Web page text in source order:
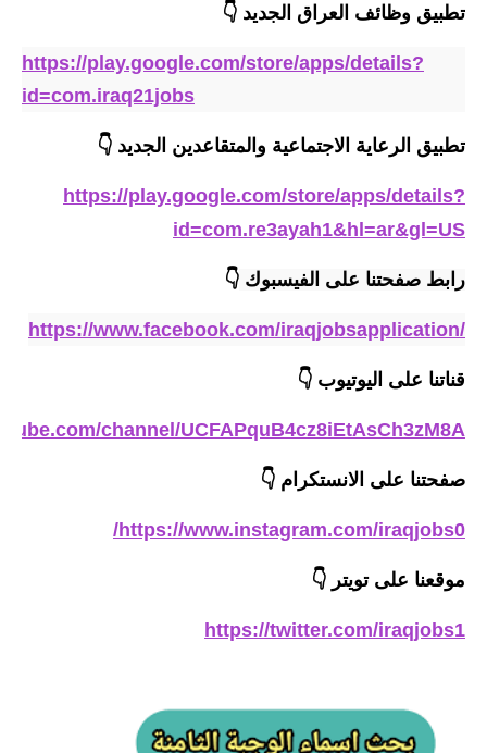
المرحلة الاعدادية
كتب مدرسية
المرحلة المتوسطة
ملازم دراسية
المرحلة المتوسطة
دروس
المرحلة المتوسطة
مواضيع انشاء
تطبيق وظائف العراق الجديد 👇
https://play.google.com/store/apps/details?
id=com.iraq21jobs
تطبيق الرعاية الاجتماعية والمتقاعدين الجديد 👇
https://play.google.com/store/apps/details?
id=com.re3ayah1&hl=ar&gl=US
رابط صفحتنا على الفيسبوك 👇
https://www.facebook.com/iraqjobsapplication/
قناتنا على اليوتيوب 👇
channel/UCFAPquB4cz8iEtAsCh3zM8A
صفحتنا على الانستكرام 👇
https://www.instagram.com/iraqjobs0/
موقعنا على تويتر 👇
https://twitter.com/iraqjobs1